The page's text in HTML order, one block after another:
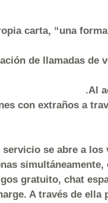
carta, “una
de llamadas
Al
con extraños a
servicio se abre a
gratuito, chat
A través de ella